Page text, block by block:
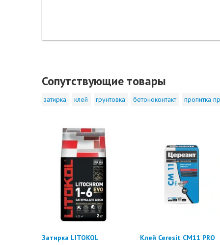
Сопутствующие товары
затирка клей грунтовка бетоноконтакт пропитка
Затирка LITOKOL
Клей Ceresit CM11 PRO